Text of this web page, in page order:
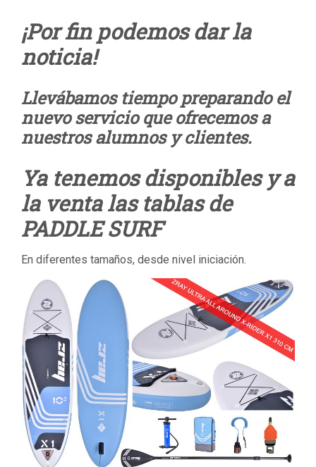
¡Por fin podemos dar la
noticia!
Llevábamos tiempo preparando el
nuevo servicio que ofrecemos a
nuestros alumnos y clientes.
Ya tenemos disponibles y a
la venta las tablas de
PADDLE SURF
En diferentes tamaños, desde nivel iniciación.